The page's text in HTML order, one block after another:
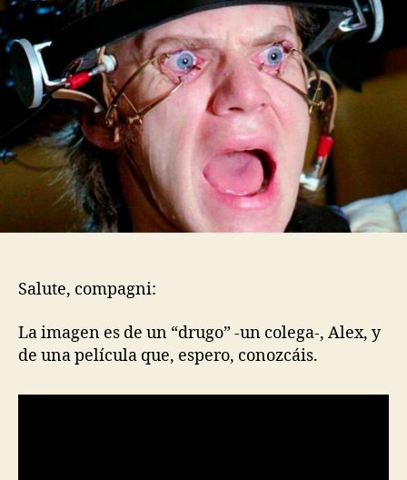
Salute, compagni:
La imagen es de un “drugo” -un colega-, Alex, y
de una película que, espero, conozcáis.